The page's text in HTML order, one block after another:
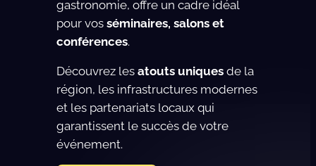
gastronomie, offre un cadre idéal
pour vos séminaires, salons et
conférences.
Découvrez les atouts uniquesde la
région, les infrastructures modernes
et les partenariats locaux qui
garantissent le succès de votre
événement.